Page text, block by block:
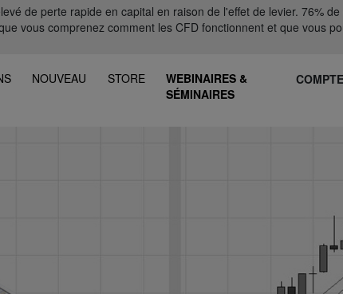
de perte rapide en capital en raison de l'effet de levier. 76%
vous comprenez comment les CFD fonctionnent et que vous
NOUVEAU STORE
WEBINAIRES &
SÉMINAIRES